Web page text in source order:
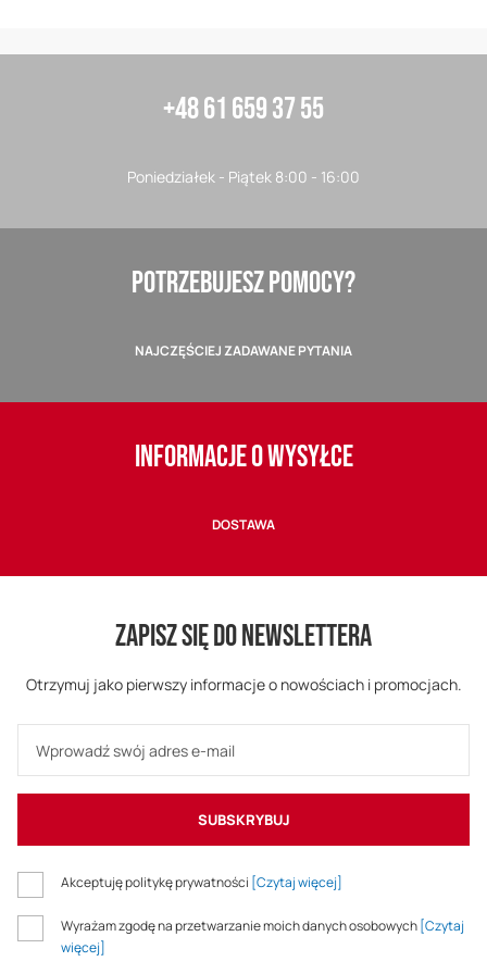
+48 61 659 37 55
Poniedziałek - Piątek 8:00 - 16:00
POTRZEBUJESZ POMOCY?
NAJCZĘŚCIEJ ZADAWANE PYTANIA
INFORMACJE O WYSYŁCE
DOSTAWA
ZAPISZ SIĘ DO NEWSLETTERA
Otrzymuj jako pierwszy informacje o nowościach i promocjach.
SUBSKRYBUJ
Akceptuję politykę prywatności [Czytaj więcej]
Wyrażam zgodę na przetwarzanie moich danych osobowych[Czytaj
więcej]